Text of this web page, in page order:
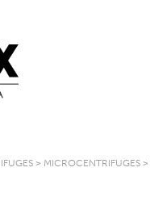
> MICROCENTRIFUGES >